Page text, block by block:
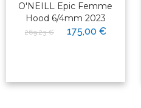
O'NEILL Epic Femme
Hood 6/4mm 2023
269,23 € 175,00 €